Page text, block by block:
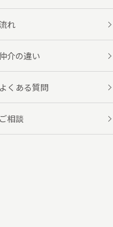
れ
介の違い
くある質問
相談